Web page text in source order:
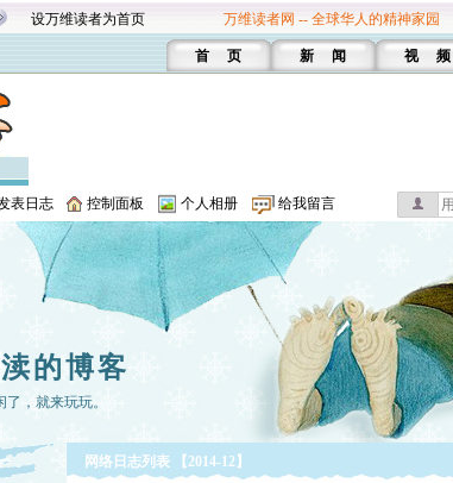
设万维读者为首页 万维读者网 -- 全球华人的精神家园
首 页 新 闻 视 频
表日志 控制面板 个人相册 给我留言
的博客
了，就来玩玩。
网络日志列表 【2014-12】